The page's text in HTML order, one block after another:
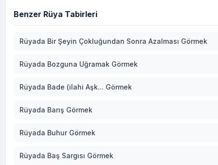
Benzer Rüya Tabirleri
Rüyada Bir Şeyin Çokluğundan Sonra Azalması Görmek
Rüyada Bozguna Uğramak Görmek
Rüyada Bade (ilahi Aşk... Görmek
Rüyada Barış Görmek
Rüyada Buhur Görmek
Rüyada Baş Sargısı Görmek